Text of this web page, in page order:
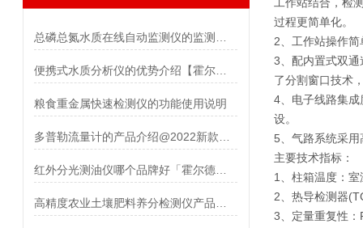
粮食重金属快速检测仪的功能使用说明
过程更简单化。
2、工作站操作
3、配内置式双
了分割窗口技术
4、电子线路集
设。
5、气路系统采
主要技术指标：
1、柱箱温度：
2、热导检测器
3、定量重复性：